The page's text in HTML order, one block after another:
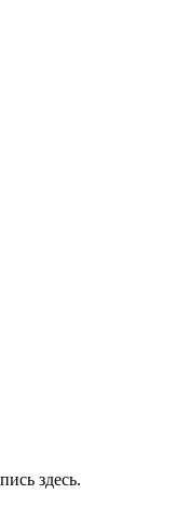
здесь.